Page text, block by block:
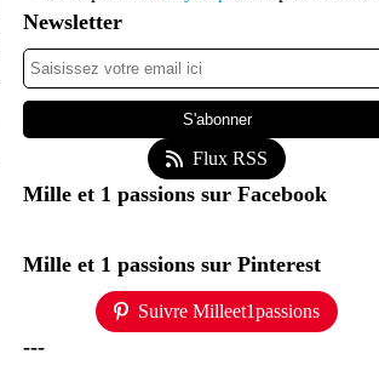
Newsletter
Flux RSS
Mille et 1 passions sur Facebook
Mille et 1 passions sur Pinterest
Suivre Milleet1passions
---